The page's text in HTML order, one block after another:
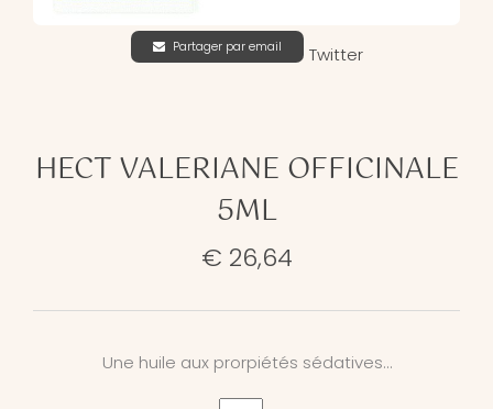
Partager par email Twitter
HECT VALERIANE OFFICINALE
5ML
€ 26,64
Une huile aux prorpiétés sédatives…